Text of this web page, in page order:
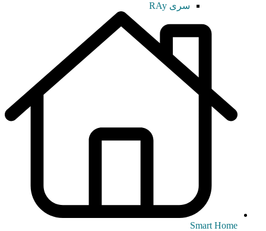
سری RAy
Smart Home